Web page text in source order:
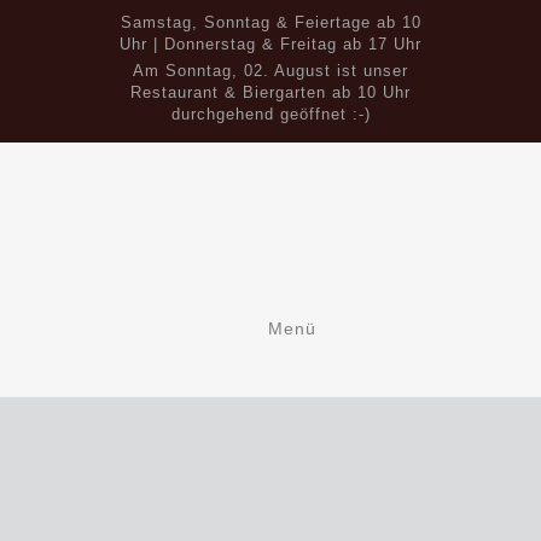
Samstag, Sonntag & Feiertage ab 10
Uhr | Donnerstag & Freitag ab 17 Uhr
Am Sonntag, 02. August ist unser
Restaurant & Biergarten ab 10 Uhr
durchgehend geöffnet :-)